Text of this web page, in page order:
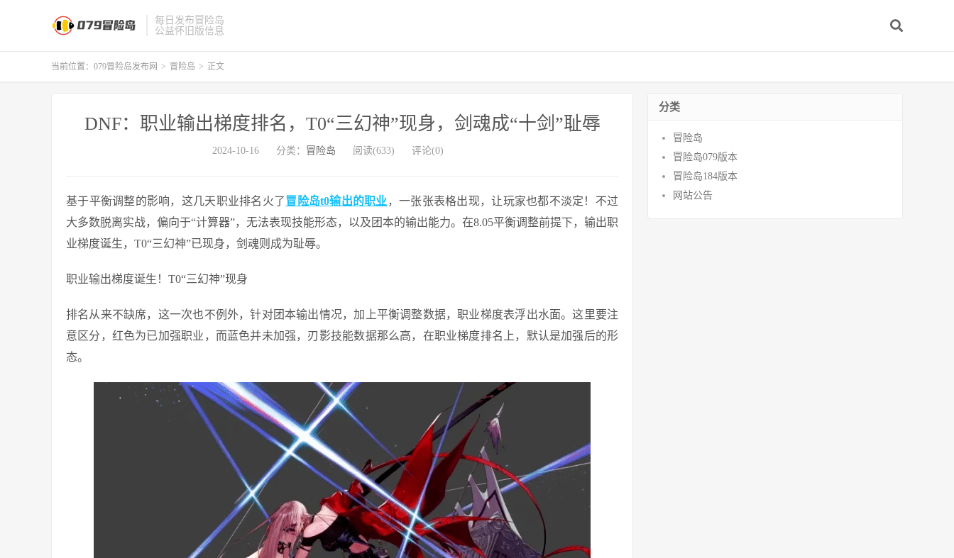
每日发布冒险岛
公益怀旧版信息
当前位置： 079冒险岛发布网 > 冒险岛 > 正文
DNF：职业输出梯度排名，T0“三幻神”现身，剑魂成“十剑”耻辱
2024-10-16 分类： 冒险岛 阅读(633) 评论(0)
基于平衡调整的影响，这几天职业排名火了冒险岛t0输出的职业，一张张表格出现，让玩家也都不淡定！不过
大多数脱离实战，偏向于“计算器”，无法表现技能形态，以及团本的输出能力。在8.05平衡调整前提下，输出职
业梯度诞生，T0“三幻神”已现身，剑魂则成为耻辱。
职业输出梯度诞生！T0“三幻神”现身
排名从来不缺席，这一次也不例外，针对团本输出情况，加上平衡调整数据，职业梯度表浮出水面。这里要注
意区分，红色为已加强职业，而蓝色并未加强，刃影技能数据那么高，在职业梯度排名上，默认是加强后的形
态。
分类
冒险岛
冒险岛079版本
冒险岛184版本
网站公告